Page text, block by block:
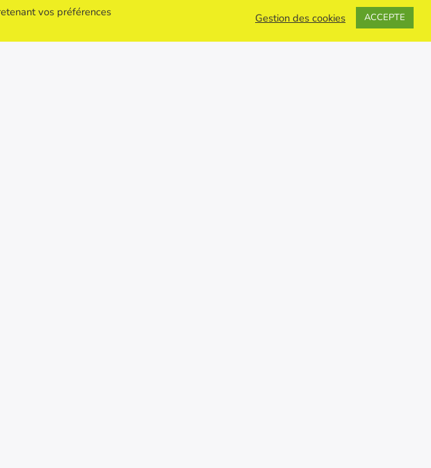
vos préférences
Gestion des cookies ACCEPTE